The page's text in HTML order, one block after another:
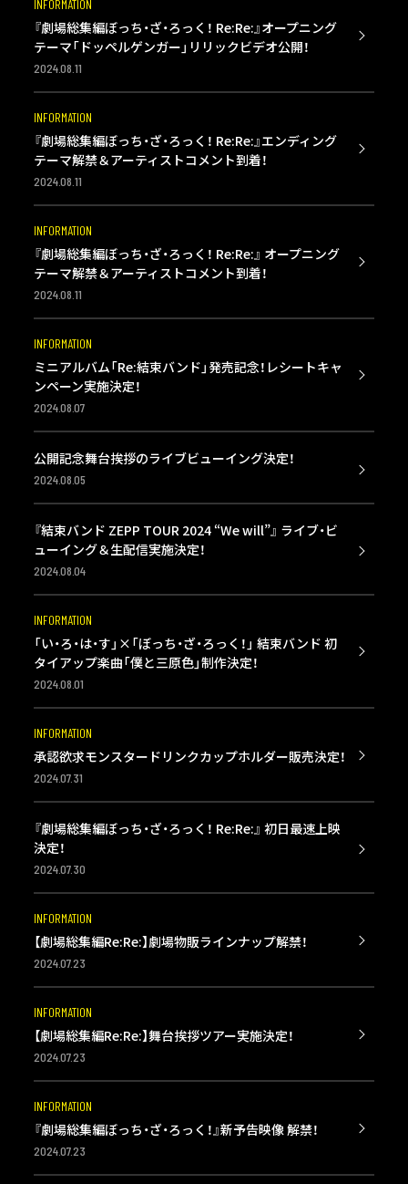
INFORMATION
『劇場総集編ぼっち・ざ・ろっく！ Re:Re:』オープニング
テーマ「ドッペルゲンガー」リリックビデオ公開！
2024.08.11
INFORMATION
『劇場総集編ぼっち・ざ・ろっく！ Re:Re:』エンディング
テーマ解禁＆アーティストコメント到着！
2024.08.11
INFORMATION
『劇場総集編ぼっち・ざ・ろっく！ Re:Re:』 オープニング
テーマ解禁＆アーティストコメント到着！
2024.08.11
INFORMATION
ミニアルバム「Re:結束バンド」発売記念！レシートキャ
ンペーン実施決定！
2024.08.07
公開記念舞台挨拶のライブビューイング決定！
2024.08.05
『結束バンド ZEPP TOUR 2024 “We will”』 ライブ・ビ
ューイング＆生配信実施決定！
2024.08.04
INFORMATION
「い・ろ・は・す」×「ぼっち・ざ・ろっく！」 結束バンド 初
タイアップ楽曲「僕と三原色」制作決定！
2024.08.01
INFORMATION
承認欲求モンスタードリンクカップホルダー販売決定！
2024.07.31
『劇場総集編ぼっち・ざ・ろっく！ Re:Re:』 初日最速上映
決定！
2024.07.30
INFORMATION
【劇場総集編Re:Re:】劇場物販ラインナップ解禁！
2024.07.23
INFORMATION
【劇場総集編Re:Re:】舞台挨拶ツアー実施決定！
2024.07.23
INFORMATION
『劇場総集編ぼっち・ざ・ろっく！』新予告映像 解禁！
2024.07.23